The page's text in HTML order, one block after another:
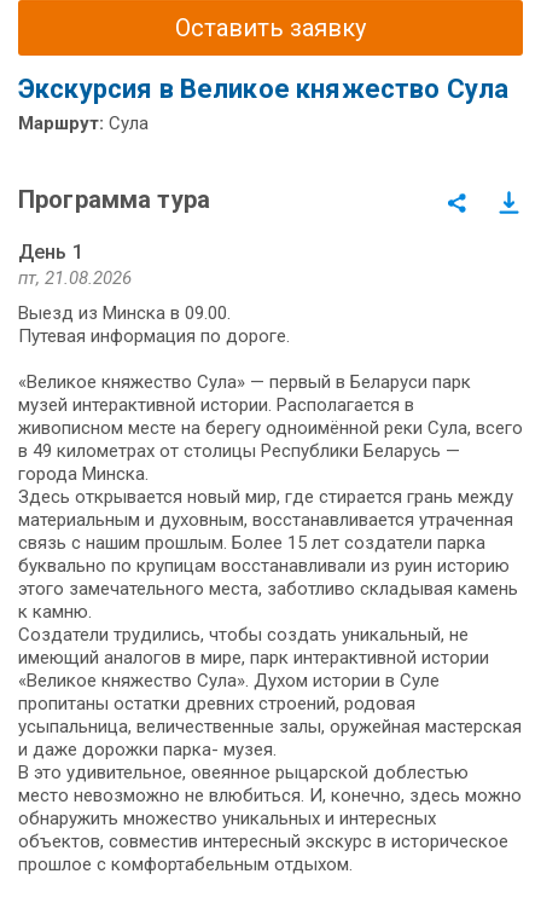
Оставить заявку
Экскурсия в Великое княжество Сула
Маршрут: Сула
Программа тура
День 1
пт, 21.08.2026
Выезд из Минска в 09.00.
Путевая информация по дороге.
«Великое княжество Сула» — первый в Беларуси парк
музей интерактивной истории. Располагается в
живописном месте на берегу одноимённой реки Сула, всего
в 49 километрах от столицы Республики Беларусь —
города Минска.
Здесь открывается новый мир, где стирается грань между
материальным и духовным, восстанавливается утраченная
связь с нашим прошлым. Более 15 лет создатели парка
буквально по крупицам восстанавливали из руин историю
этого замечательного места, заботливо складывая камень
к камню.
Создатели трудились, чтобы создать уникальный, не
имеющий аналогов в мире, парк интерактивной истории
«Великое княжество Сула». Духом истории в Суле
пропитаны остатки древних строений, родовая
усыпальница, величественные залы, оружейная мастерская
и даже дорожки парка- музея.
В это удивительное, овеянное рыцарской доблестью
место невозможно не влюбиться. И, конечно, здесь можно
обнаружить множество уникальных и интересных
объектов, совместив интересный экскурс в историческое
прошлое с комфортабельным отдыхом.